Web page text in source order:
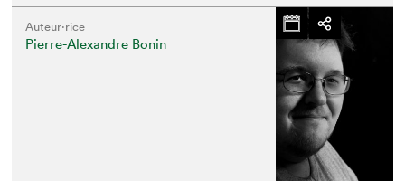
Auteur·rice
Pierre-Alexandre Bonin